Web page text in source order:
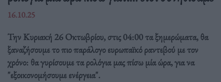
16.10.25
Την Κυριακή 26 Οκτωβρίου, στις 04:00 τα ξημερώματα, θα
ξαναζήσουμε το πιο παράλογο ευρωπαϊκό ραντεβού με τον
χρόνο: θα γυρίσουμε τα ρολόγια μας πίσω μία ώρα, για να
"εξοικονομήσουμε ενέργεια".